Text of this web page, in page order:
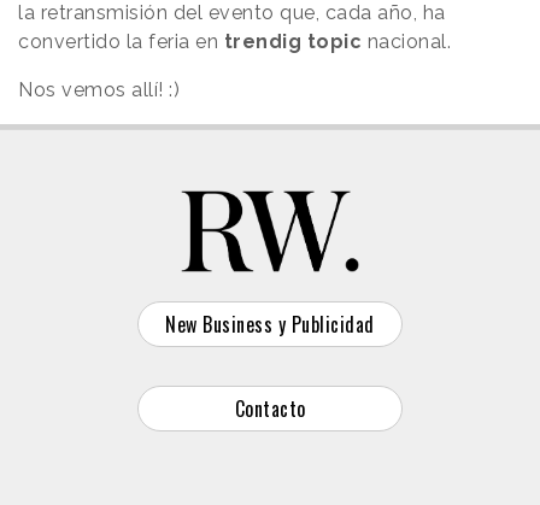
la retransmisión del evento que, cada año, ha
convertido la feria en trendig topic nacional.
Nos vemos allí! :)
New Business y Publicidad
Contacto